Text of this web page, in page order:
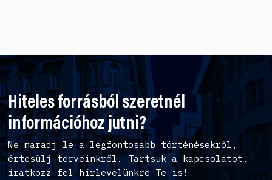
Hiteles forrásból szeretnél
információhoz jutni?
Ne maradj le a legfontosabb történésekről,
értesülj terveinkről. Tartsuk a kapcsolatot,
iratkozz fel hírlevelünkre Te is!